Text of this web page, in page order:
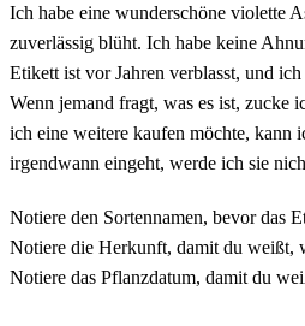
Ich habe eine wunderschöne violette
zuverlässig blüht. Ich habe keine
Etikett ist vor Jahren verblasst, und
Wenn jemand fragt, was es ist, zucke
ich eine weitere kaufen möchte, kann
irgendwann eingeht, werde ich sie
Notiere den Sortennamen, bevor das
Notiere die Herkunft, damit du weißt,
Notiere das Pflanzdatum, damit du